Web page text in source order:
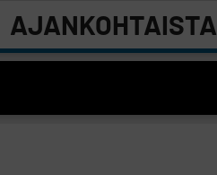
AJANKOHTAISTA